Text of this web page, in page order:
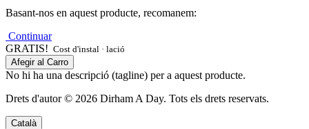
Basant-nos en aquest producte, recomanem:
Continuar
GRATIS! Cost d'instal · lació
Afegir al Carro
No hi ha una descripció (tagline) per a aquest producte.
Drets d'autor © 2026 Dirham A Day. Tots els drets reservats.
Català